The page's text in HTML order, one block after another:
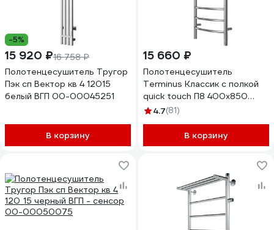
-5%
15 920 ₽16 758 ₽
Полотенцесушитель Тругор
Пэк сп Вектор кв 4 12015
белый ВГП 00-00045251
В корзину
15 660 ₽
Полотенцесушитель
Terminus Классик с полкой
quick touch П8 400x850
4670078531407
4.7(81)
В корзину